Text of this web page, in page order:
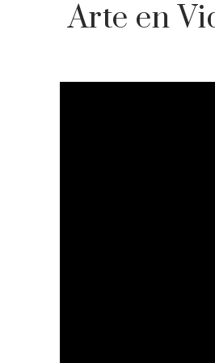
Arte en